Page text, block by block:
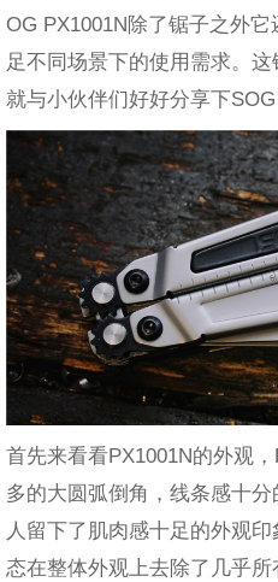
OG PX1001N除了锯子之外
足不同场景下的使用需求。
就与小伙伴们好好分享下SOG
首先来看看PX1001N的外观
多的大圆弧倒角，线条感十
人留下了肌肉感十足的外观
态在整体外观上去除了几乎